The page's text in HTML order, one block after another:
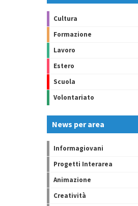
Cultura
Formazione
Lavoro
Estero
Scuola
Volontariato
News per area
Informagiovani
Progetti Interarea
Animazione
Creatività